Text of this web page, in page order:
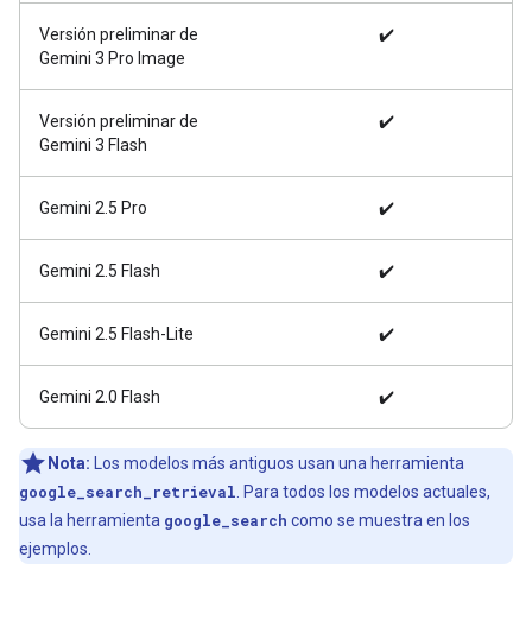
Versión preliminar de
Gemini 3 Pro Image
✔️
Versión preliminar de
Gemini 3 Flash
✔️
Gemini 2.5 Pro ✔️
Gemini 2.5 Flash ✔️
Gemini 2.5 Flash-Lite ✔️
Gemini 2.0 Flash ✔️
Nota: Los modelos más antiguos usan una herramienta
google_search_retrieval . Para todos los modelos actuales,
usa la herramienta google_search como se muestra en los
ejemplos.